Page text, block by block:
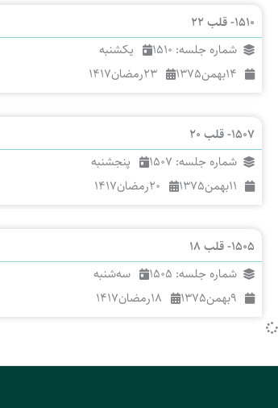
1510- قلب 22
شماره جلسه: 1510
یکشنبه
14بهمن1375
23رمضان1417
1507- قلب 20
شماره جلسه: 1507
پنجشنبه
11بهمن1375
20رمضان1417
1505- قلب 18
شماره جلسه: 1505
سه‌شنبه
9بهمن1375
18رمضان1417